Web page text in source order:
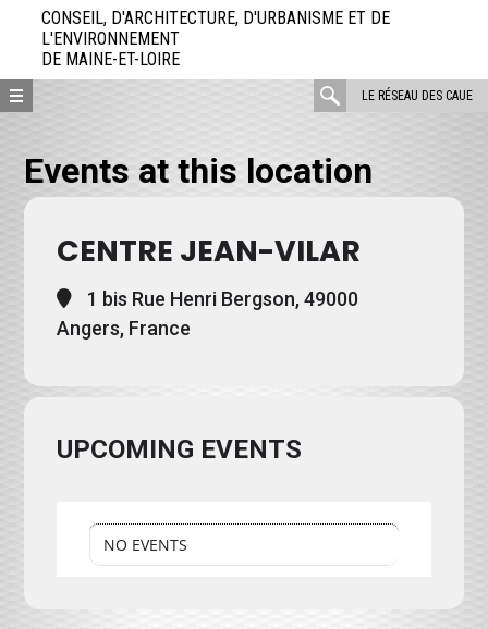
directement
contenu
CONSEIL, D'ARCHITECTURE, D'URBANISME ET DE
L'ENVIRONNEMENT
DE MAINE-ET-LOIRE
LE RÉSEAU DES CAUE
rechercher
Events at this location
CENTRE JEAN-VILAR
1 bis Rue Henri Bergson, 49000
Angers, France
UPCOMING EVENTS
NO EVENTS